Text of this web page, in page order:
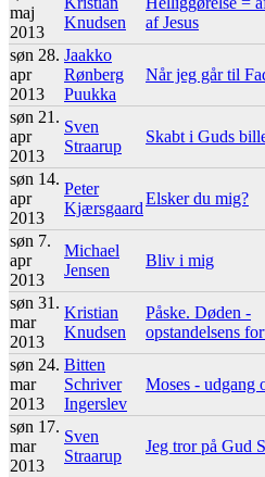
maj
2013
Knudsen
af Jesus
søn 28.
apr
2013
Jaakko
Rønberg
Puukka
Når jeg går til
søn 21.
apr
2013
Sven
Straarup
Skabt i Guds
søn 14.
apr
2013
Peter
Kjærsgaard
Elsker du mig?
søn 7.
apr
2013
Michael
Jensen
Bliv i mig
søn 31.
mar
2013
Kristian
Knudsen
Påske. Døden -
opstandelsens
søn 24.
mar
2013
Bitten
Schriver
Ingerslev
Moses - udgang
søn 17.
mar
2013
Sven
Straarup
Jeg tror på Gud